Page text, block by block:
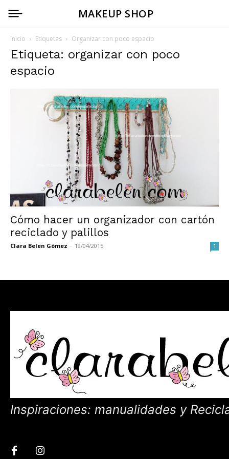
MAKEUP SHOP
Inicio Etiquetas Organizar con poco espacio
Etiqueta: organizar con poco
espacio
Cómo hacer un organizador con cartón
reciclado y palillos
Clara Belen Gómez - 19/04/2015 1
Inspiraciones: manualidades y